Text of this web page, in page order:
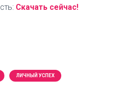
Скачать сейчас!
ЛИЧНЫЙ УСПЕХ